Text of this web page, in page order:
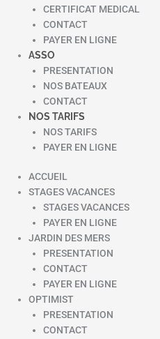
CERTIFICAT MEDICAL
CONTACT
PAYER EN LIGNE
ASSO
PRESENTATION
NOS BATEAUX
CONTACT
NOS TARIFS
NOS TARIFS
PAYER EN LIGNE
ACCUEIL
STAGES VACANCES
STAGES VACANCES
PAYER EN LIGNE
JARDIN DES MERS
PRESENTATION
CONTACT
PAYER EN LIGNE
OPTIMIST
PRESENTATION
CONTACT